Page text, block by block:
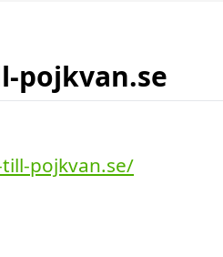
pojkvan.se
pojkvan.se/